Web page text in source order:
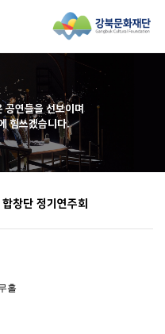
공연들을 선보이며
힘쓰겠습니다.
창단 정기연주회
홀